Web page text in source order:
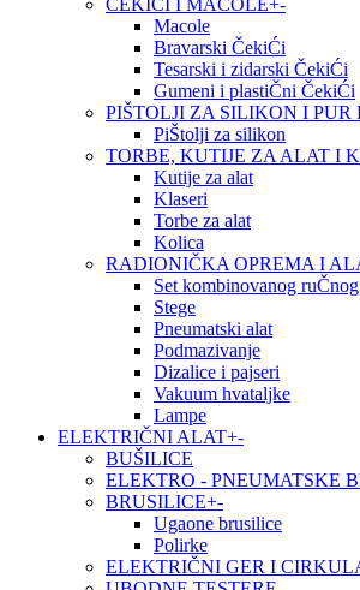
Macole
Bravarski ČekiĆi
Tesarski i zidarski ČekiĆi
Gumeni i plastiČni ČekiĆi
PIŠTOLJI ZA SILIKON I PUR
PiŠtolji za silikon
TORBE, KUTIJE ZA ALAT I
Kutije za alat
Klaseri
Torbe za alat
Kolica
RADIONIČKA OPREMA I
Set kombinovanog ruČnog
Stege
Pneumatski alat
Podmazivanje
Dizalice i pajseri
Vakuum hvataljke
Lampe
ELEKTRIČNI ALAT+-
BUŠILICE
ELEKTRO - PNEUMATSKE
BRUSILICE+-
Ugaone brusilice
Polirke
ELEKTRIČNI GER I